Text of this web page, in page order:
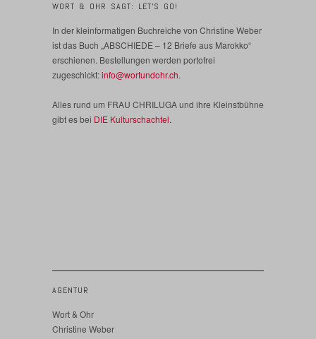
WORT & OHR SAGT: LET’S GO!
In der kleinformatigen Buchreiche von Christine Weber
ist das Buch „ABSCHIEDE – 12 Briefe aus Marokko“
erschienen. Bestellungen werden portofrei
zugeschickt:info@wortundohr.ch.
Alles rund um FRAU CHRILUGA und ihre Kleinstbühne
gibt es bei DIE Kulturschachtel.
AGENTUR
Wort & Ohr
Christine Weber